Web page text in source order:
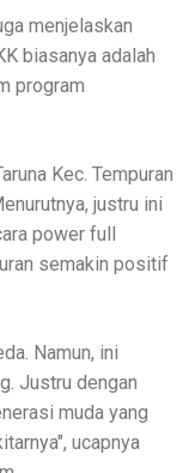
menjelaskan
biasanya adalah
program
Kec. Tempuran
justru ini
power full
semakin positif
Namun, ini
Justru dengan
muda yang
ucapnya